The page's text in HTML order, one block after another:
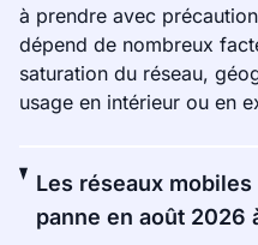
à prendre avec
dépend de nombreux
saturation du réseau,
usage en intérieur ou en
Les réseaux
panne en août 2026